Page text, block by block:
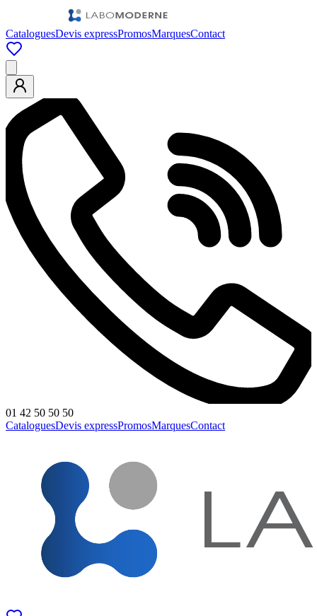
CataloguesDevis expressPromosMarquesContact
01 42 50 50 50
CataloguesDevis expressPromosMarquesContact